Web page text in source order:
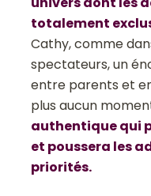
totalement
Cathy, comme
spectateurs, un
entre parents et
plus aucun
authentique qui
et poussera les
priorités.